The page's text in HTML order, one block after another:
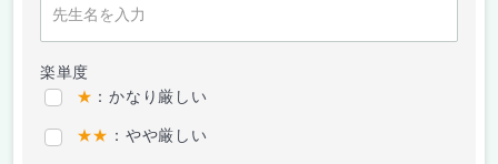
楽単度
★ ：かなり厳しい
★★ ：やや厳しい